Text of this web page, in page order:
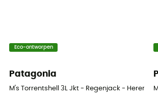
Eco-ontworpen
Patagonia
M's Torrentshell 3L Jkt - Regenjack - Heren